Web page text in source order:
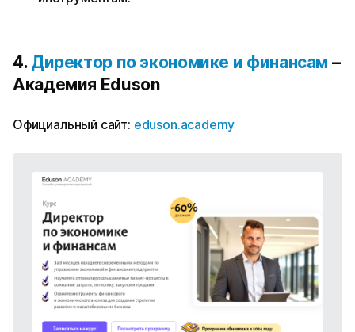
4. Директор по экономике и финансам –
Академия Eduson
Официальный сайт: eduson.academy